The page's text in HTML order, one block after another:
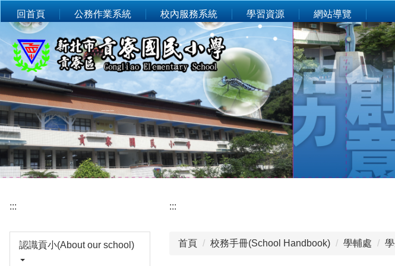
到
要
內
容
區
首頁 公務作業系統 校內服務系統 學習資源 網站導覽
:::
認識貢小(About our school)
:::
首頁 校務手冊(School Handbook) 學輔處